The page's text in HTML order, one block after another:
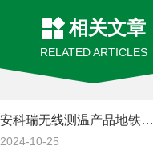
相关文章
RELATED ARTICLES
安科瑞无线测温产品地铁轨道交通上的运用
2024-10-25